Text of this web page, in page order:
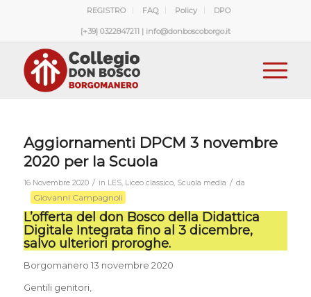
REGISTRO FAQ Policy DPO
[+39] 0322847211 | info@donboscoborgo.it
Aggiornamenti DPCM 3 novembre
2020 per la Scuola
16 Novembre 2020 / in LES, Liceo classico, Scuola media / da
Giovanni Campagnoli
L’offerta del don Bosco della Didattica
Digitale Integrata fino al 3 dicembre,
salvo ulteriori proroghe.
Borgomanero 13 novembre 2020
Gentili genitori,